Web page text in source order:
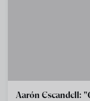
Aarón Escandell: